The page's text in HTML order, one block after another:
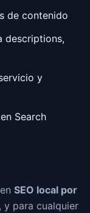
de contenido
descriptions,
y
Search
SEO local por
y para cualquier